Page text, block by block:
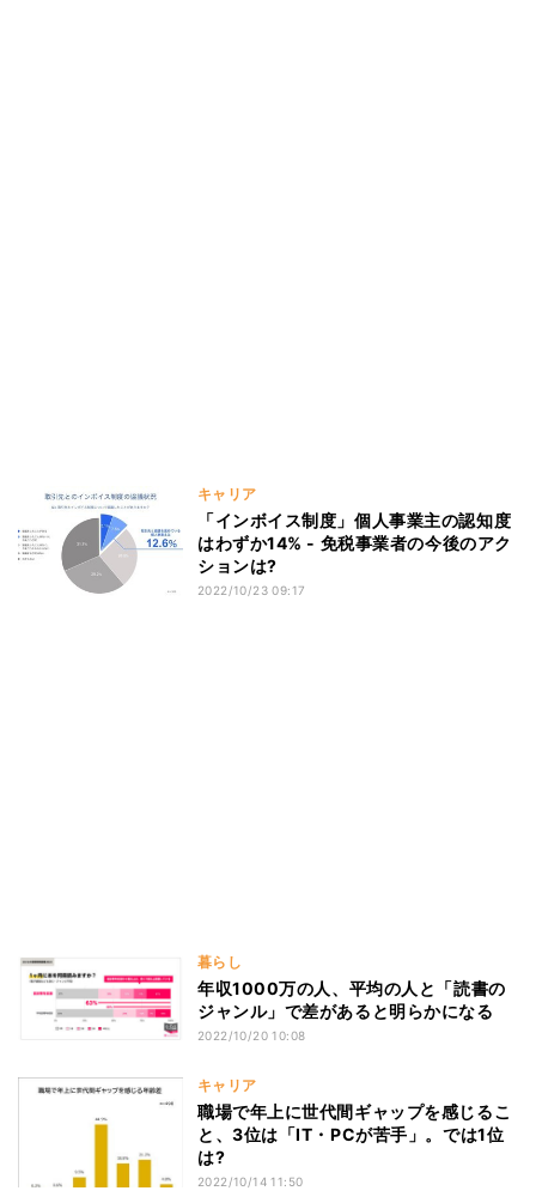
キャリア
「インボイス制度」個人事業主の認知度
はわずか14% - 免税事業者の今後のアク
ションは?
2022/10/23 09:17
暮らし
年収1000万の人、平均の人と「読書の
ジャンル」で差があると明らかになる
2022/10/20 10:08
キャリア
職場で年上に世代間ギャップを感じるこ
と、3位は「IT・PCが苦手」。では1位
は?
2022/10/14 11:50